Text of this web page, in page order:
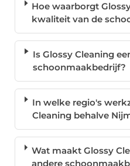
Hoe waarborgt
kwaliteit van de
Is Glossy Cleaning
schoonmaakbedrijf?
In welke regio's
Cleaning behalve
Wat maakt Glossy
andere